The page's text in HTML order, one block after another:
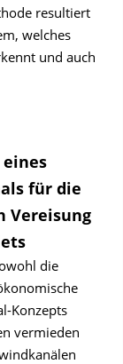
resultiert
welches
und auch
eines
für die
Vereisung
die
Konzepts
vermieden